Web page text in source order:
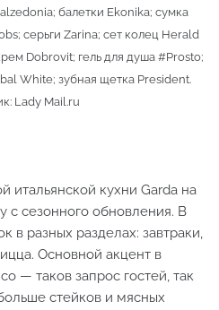
балетки Ekonika; сумка
серьги Zarina; сет колец Herald
Dobrovit; гель для душа #Prosto;
White; зубная щетка President.
Lady Mail.ru
итальянской кухни Garda на
с сезонного обновления. В
в разных разделах: завтраки,
Основной акцент в
— таков запрос гостей, так
стейков и мясных